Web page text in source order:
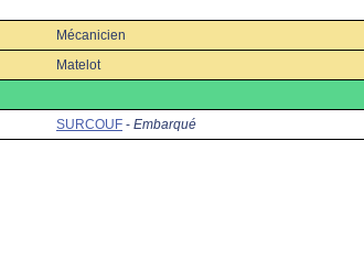
Mécanicien
Matelot
SURCOUF - Embarqué